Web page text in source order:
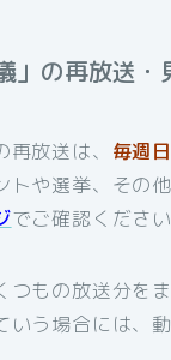
」の再放送・
放送は、 毎週
や選挙、その
でご確認ください
もの放送分を
う場合には、